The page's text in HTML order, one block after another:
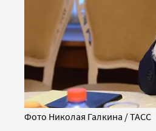
Фото Николая Галкина / ТАСС